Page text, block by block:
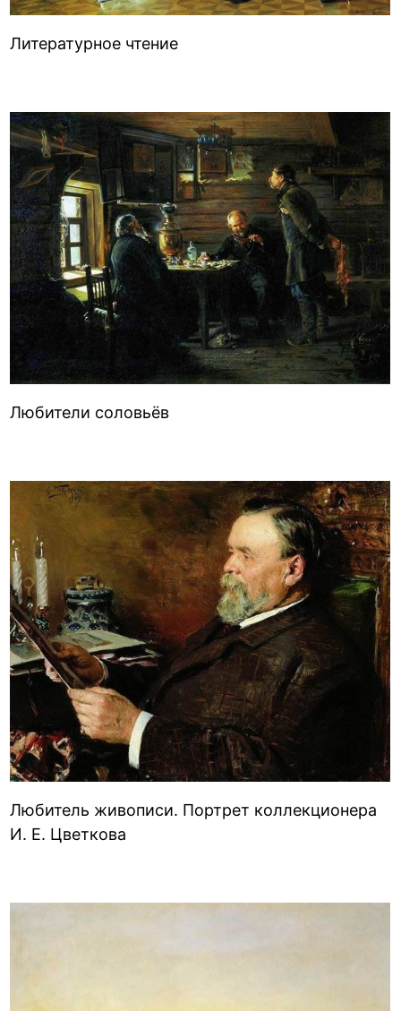
Литературное чтение
Любители соловьёв
Любитель живописи. Портрет коллекционера
И. Е. Цветкова